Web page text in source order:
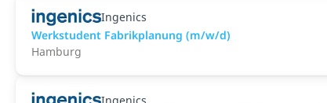
Ingenics
Werkstudent Fabrikplanung (m/w/d)
Hamburg